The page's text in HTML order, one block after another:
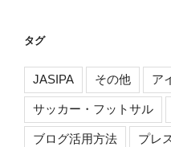
タグ
JASIPA その他 ア
サッカー・フットサル
ブログ活用方法 プレ